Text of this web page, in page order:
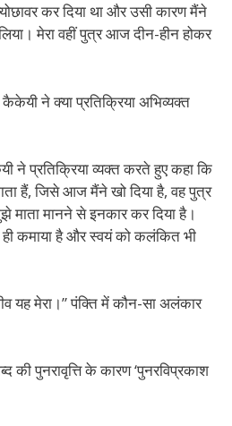
कर दिया था और उसी कारण मैंने
मेरा वहीं पुत्र आज दीन-हीन होकर
ने क्या प्रतिक्रिया अभिव्यक्त
ने प्रतिक्रिया व्यक्त करते हुए कहा कि
हैं, जिसे आज मैंने खो दिया है, वह पुत्र
माता मानने से इनकार कर दिया है।
कमाया है और स्वयं को कलंकित भी
यह मेरा।” पंक्ति में कौन-सा अलंकार
की पुनरावृत्ति के कारण ‘पुनरविप्रकाश